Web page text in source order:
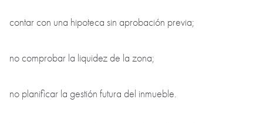
contar con una hipoteca sin aprobación previa;
no comprobar la liquidez de la zona;
no planificar la gestión futura del inmueble.